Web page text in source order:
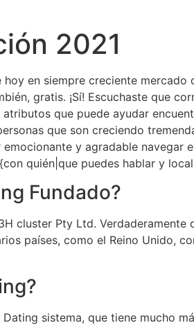
2021
en siempre creciente mercado
gratis. ¡Sí! Escuchaste que
que puede ayudar
que son creciendo
y agradable navegar
quién|que puedes hablar y
Fundado?
cluster Pty Ltd. Verdaderamente
países, como el Reino Unido,
sistema, que tiene mucho